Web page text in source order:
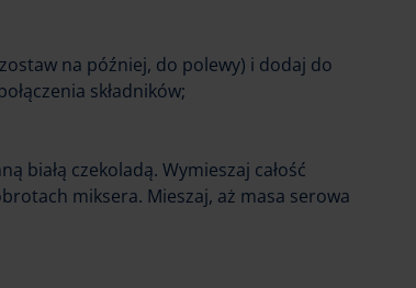
na później, do polewy) i dodaj do
składników;
białą czekoladą. Wymieszaj całość
miksera. Mieszaj, aż masa serowa